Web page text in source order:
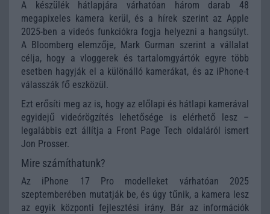
A készülék hátlapjára várhatóan három darab 48
megapixeles kamera kerül, és a hírek szerint az Apple
2025-ben a videós funkciókra fogja helyezni a hangsúlyt.
A Bloomberg elemzője, Mark Gurman szerint a vállalat
célja, hogy a vloggerek és tartalomgyártók egyre több
esetben hagyják el a különálló kamerákat, és az iPhone-t
válasszák fő eszközül.
Ezt erősíti meg az is, hogy az előlapi és hátlapi kamerával
egyidejű videórögzítés lehetősége is elérhető lesz –
legalábbis ezt állítja a Front Page Tech oldaláról ismert
Jon Prosser.
Mire számíthatunk?
Az iPhone 17 Pro modelleket várhatóan 2025
szeptemberében mutatják be, és úgy tűnik, a kamera lesz
az egyik központi fejlesztési irány. Bár az információk